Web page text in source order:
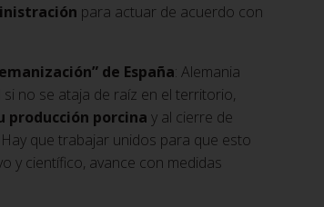
para actuar de acuerdo con
de España: Alemania
no se ataja de raíz en el territorio,
producción porcina y al cierre de
que trabajar unidos para que esto
y científico, avance con medidas